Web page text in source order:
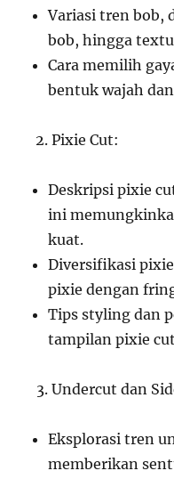
Variasi tren bob,
bob, hingga
Cara memilih
bentuk wajah
Pixie Cut:
Deskripsi pixie
ini
kuat.
Diversifikasi
pixie dengan
Tips styling dan
tampilan pixie
Undercut dan
Eksplorasi tren
memberikan